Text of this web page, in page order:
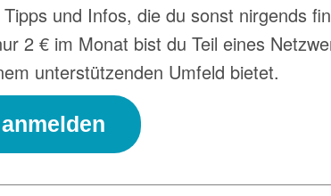
und Infos, die du sonst nirgends
2 € im Monat bist du Teil eines
unterstützenden Umfeld bietet.